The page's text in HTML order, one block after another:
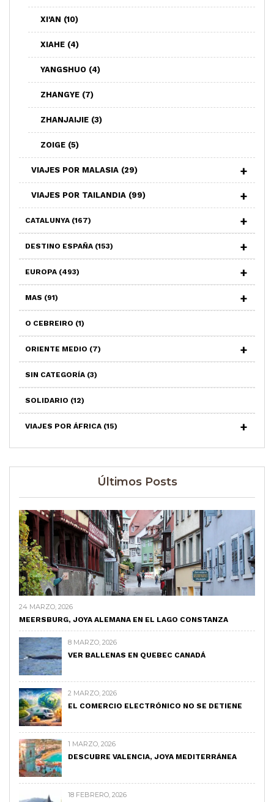
XI'AN (10)
XIAHE (4)
YANGSHUO (4)
ZHANGYE (7)
ZHANJAIJIE (3)
ZOIGE (5)
VIAJES POR MALASIA (29)
VIAJES POR TAILANDIA (99)
CATALUNYA (167)
DESTINO ESPAÑA (153)
EUROPA (493)
MAS (91)
O CEBREIRO (1)
ORIENTE MEDIO (7)
SIN CATEGORÍA (3)
SOLIDARIO (12)
VIAJES POR ÁFRICA (15)
Últimos Posts
24 MARZO, 2026
MEERSBURG, JOYA ALEMANA EN EL LAGO CONSTANZA
8 MARZO, 2026
VER BALLENAS EN QUEBEC CANADÁ
2 MARZO, 2026
EL COMERCIO ELECTRÓNICO NO SE DETIENE
1 MARZO, 2026
DESCUBRE VALENCIA, JOYA MEDITERRÁNEA
18 FEBRERO, 2026